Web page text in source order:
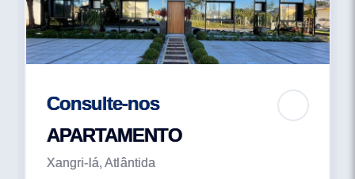
Consulte-nos
APARTAMENTO
Xangri-lá, Atlântida